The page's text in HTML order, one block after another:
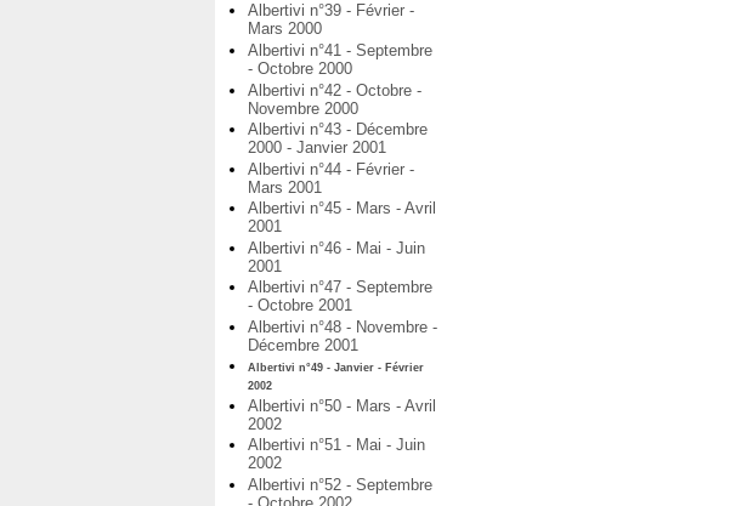
Albertivi n°39 - Février -
Mars 2000
Albertivi n°41 - Septembre
- Octobre 2000
Albertivi n°42 - Octobre -
Novembre 2000
Albertivi n°43 - Décembre
2000 - Janvier 2001
Albertivi n°44 - Février -
Mars 2001
Albertivi n°45 - Mars - Avril
2001
Albertivi n°46 - Mai - Juin
2001
Albertivi n°47 - Septembre
- Octobre 2001
Albertivi n°48 - Novembre -
Décembre 2001
Albertivi n°49 - Janvier - Février
2002
Albertivi n°50 - Mars - Avril
2002
Albertivi n°51 - Mai - Juin
2002
Albertivi n°52 - Septembre